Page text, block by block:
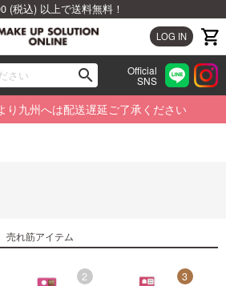
(税込) 以上で送料無料！
LOG IN
search Official
SNS
り九州へは配送遅延ご了承ください
売れ筋アイテム
2 3